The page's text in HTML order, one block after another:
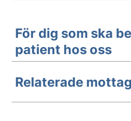
För dig som ska
patient hos oss
Relaterade